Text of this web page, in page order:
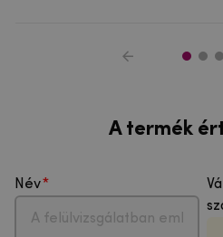
A termék
Név